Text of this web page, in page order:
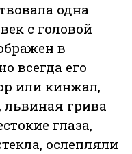
одна
с головой
в
всегда его
или кинжал,
львиная грива
глаза,
ослепляли